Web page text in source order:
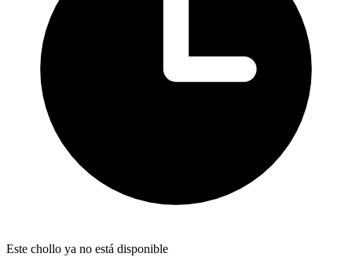
Este chollo ya no está disponible